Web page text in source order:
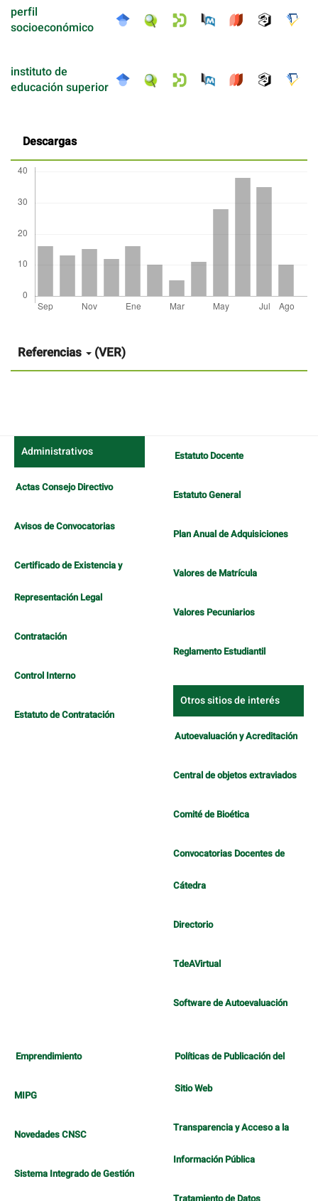
perfil
socioeconómico
instituto de
educación superior
Descargas
artículo
Referencias (VER)
Administrativos
Actas Consejo Directivo
Avisos de Convocatorias
Certificado de Existencia y
Representación Legal
Contratación
Control Interno
Estatuto de Contratación
Estatuto Docente
Estatuto General
Plan Anual de Adquisiciones
Valores de Matrícula
Valores Pecuniarios
Reglamento Estudiantil
Otros sitios de interés
Autoevaluación y Acreditación
Central de objetos extraviados
Comité de Bioética
Convocatorias Docentes de
Cátedra
Directorio
TdeAVirtual
Software de Autoevaluación
Emprendimiento
MIPG
Novedades CNSC
Sistema Integrado de Gestión
Políticas de Publicación del
Sitio Web
Transparencia y Acceso a la
Información Pública